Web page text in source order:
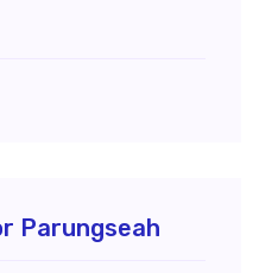
Parungseah